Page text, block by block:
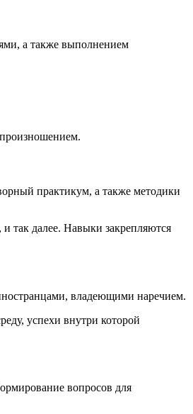
а также выполнением
практикум, а также методики
так далее. Навыки закрепляются
владеющими наречием.
успехи внутри которой
вопросов для